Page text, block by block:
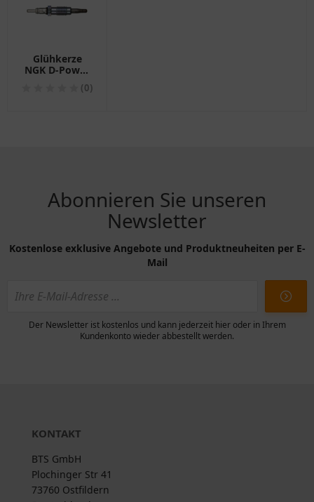
Glühkerze
NGK D-Power
43 Alternative:
(0)
Abonnieren Sie unseren
Newsletter
Kostenlose exklusive Angebote und Produktneuheiten per E-
Mail
Der Newsletter ist kostenlos und kann jederzeit hier oder in Ihrem
Kundenkonto wieder abbestellt werden.
KONTAKT
BTS GmbH
Plochinger Str 41
73760 Ostfildern